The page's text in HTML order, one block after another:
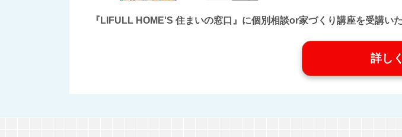
『LIFULL HOME'S 住まいの窓口』に個別相談or家づくり講座を受講い
詳し